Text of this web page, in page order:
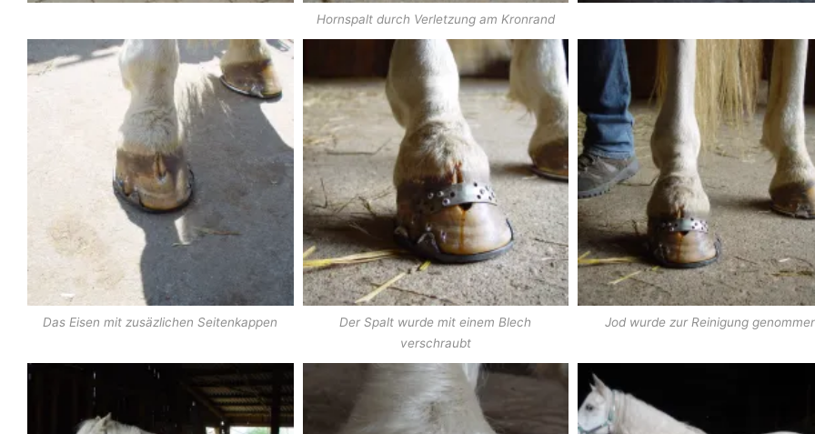
Hornspalt durch Verletzung am Kronrand
Das Eisen mit zusäzlichen Seitenkappen
Der Spalt wurde mit einem Blech
verschraubt
Jod wurde zur Reinigung